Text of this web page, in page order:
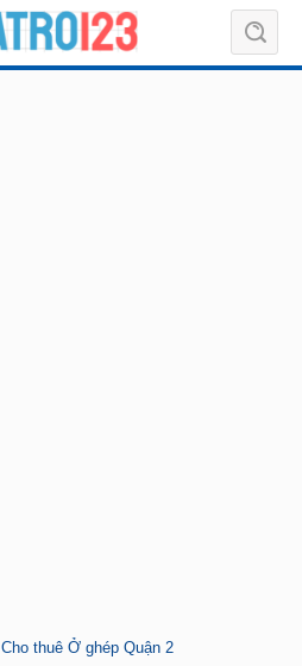
Cho thuê Ở ghép Quận 2